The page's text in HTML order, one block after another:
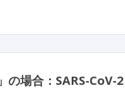
の場合：SARS-